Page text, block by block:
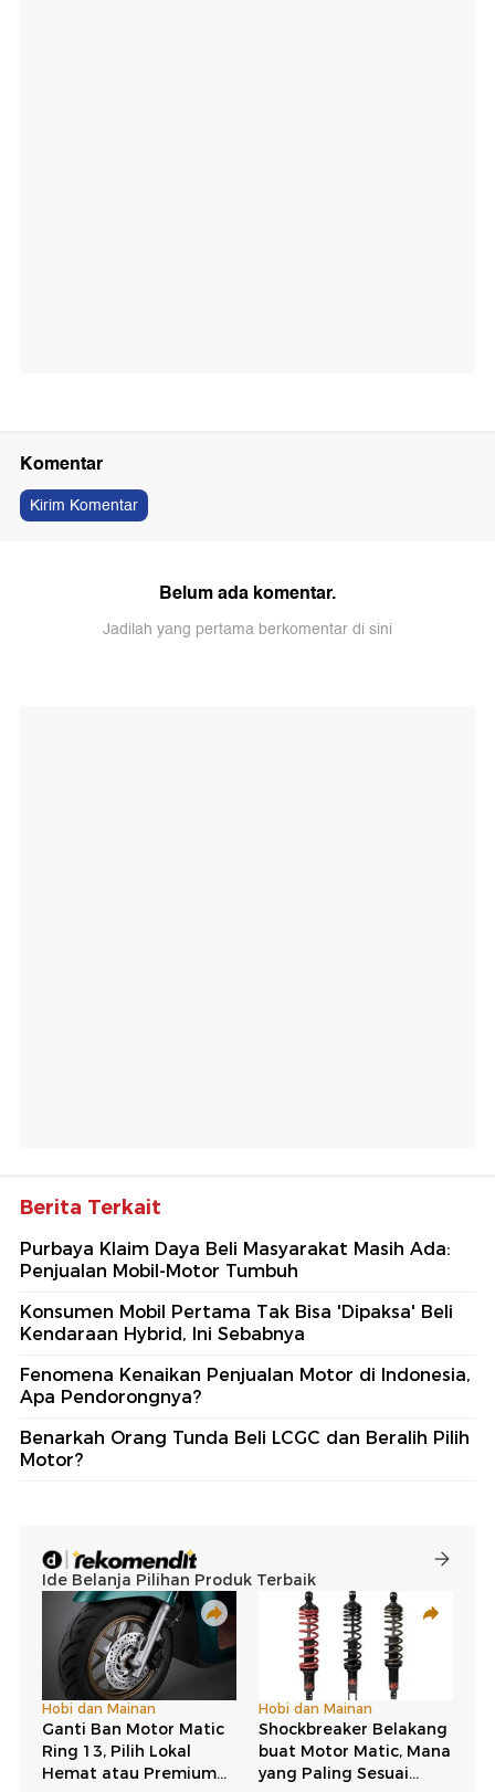
Komentar
Kirim Komentar
Belum ada komentar.
Jadilah yang pertama berkomentar di sini
Berita Terkait
Purbaya Klaim Daya Beli Masyarakat Masih Ada:
Penjualan Mobil-Motor Tumbuh
Konsumen Mobil Pertama Tak Bisa 'Dipaksa' Beli
Kendaraan Hybrid, Ini Sebabnya
Fenomena Kenaikan Penjualan Motor di Indonesia,
Apa Pendorongnya?
Benarkah Orang Tunda Beli LCGC dan Beralih Pilih
Motor?